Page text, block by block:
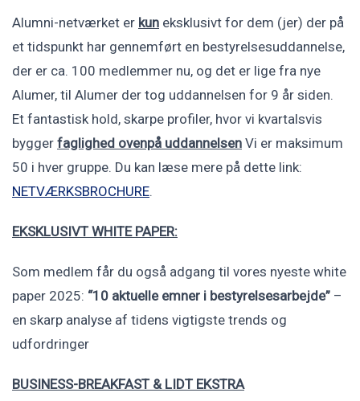
Alumni-netværket er kun eksklusivt for dem (jer) der på
et tidspunkt har gennemført en bestyrelsesuddannelse,
der er ca. 100 medlemmer nu, og det er lige fra nye
Alumer, til Alumer der tog uddannelsen for 9 år siden.
Et fantastisk hold, skarpe profiler, hvor vi kvartalsvis
bygger faglighed ovenpå uddannelsen Vi er maksimum
50 i hver gruppe. Du kan læse mere på dette link:
NETVÆRKSBROCHURE.
EKSKLUSIVT WHITE PAPER:
Som medlem får du også adgang til vores nyeste white
paper 2025: “10 aktuelle emner i bestyrelsesarbejde” –
en skarp analyse af tidens vigtigste trends og
udfordringer
BUSINESS-BREAKFAST & LIDT EKSTRA